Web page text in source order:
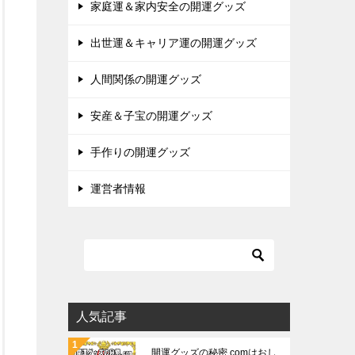
家庭運＆家内安全の開運グッズ
出世運＆キャリア運の開運グッズ
人間関係の開運グッズ
安産＆子宝の開運グッズ
手作りの開運グッズ
運営者情報
人気記事
開運グッズの秘密.comはおし